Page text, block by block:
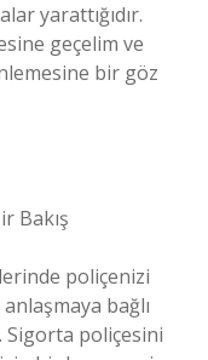
yarattığıdır.
geçelim ve
bir göz
Bakış
poliçenizi
bağlı
poliçesini